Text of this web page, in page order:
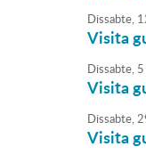
Dissabte,
Visita
Dissabte, 5
Visita
Dissabte,
Visita